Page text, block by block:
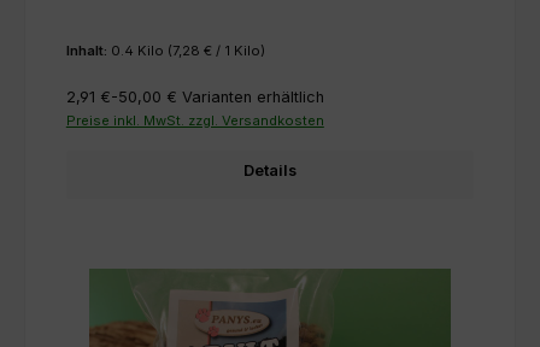
Inhalt: 0.4 Kilo (7,28 € / 1 Kilo)
2,91 €-50,00 € Varianten erhältlich
Preise inkl. MwSt. zzgl. Versandkosten
Details